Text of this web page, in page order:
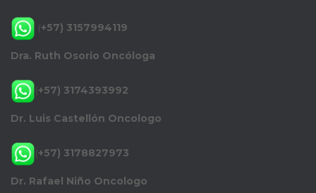
(+57) 3157994119
Dra. Ruth Osorio Oncóloga
(+57) 3174393992
Dr. Luis Castellón Oncologo
(+57) 3178827973
Dr. Rafael Niño Oncologo